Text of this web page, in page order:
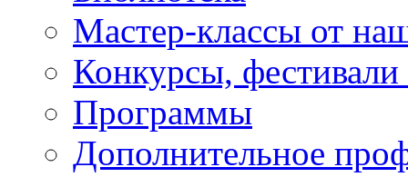
Мастер-классы от
Конкурсы,
Программы
Дополнительное